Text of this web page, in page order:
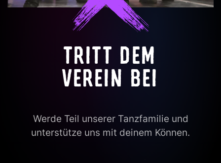
TRITT DEM
VEREIN BEI
Werde Teil unserer Tanzfamilie und
unterstütze uns mit deinem Können.